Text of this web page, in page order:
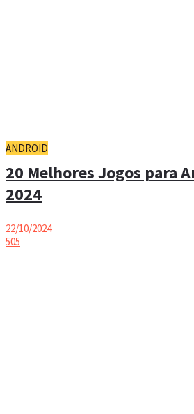
ANDROID
20 Melhores Jogos para
2024
22/10/2024
505